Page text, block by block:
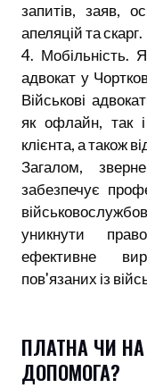
запитів, заяв,
апеляцій та скарг.
4. Мобільність.
адвокат у
Військові
як офлайн, так
клієнта, а також
Загалом,
забезпечує
уникнути
ефективне
пов'язаних із
ПЛАТНА ЧИ
ДОПОМОГА?